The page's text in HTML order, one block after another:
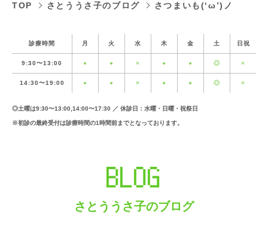
TOP さとううさ子のブログ さつまいも(‘ω’)ノ
診療時間 月 火 水 木 金 土 日祝
9:30〜13:00 ● ● × ● ● ◎ ×
14:30〜19:00 ● ● × ● ● ◎ ×
◎土曜は9:30〜13:00,14:00〜17:30 ／ 休診日：水曜・日曜・祝祭日
※初診の最終受付は診療時間の1時間前までとなっております。
BLOG
さとううさ子のブログ